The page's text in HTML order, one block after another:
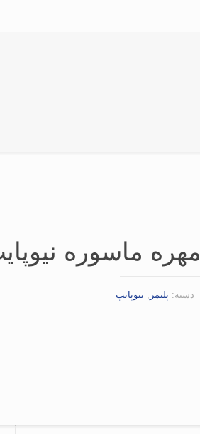
مهره ماسوره نیوپایپ
دسته: پلیمر , نیوپایپ